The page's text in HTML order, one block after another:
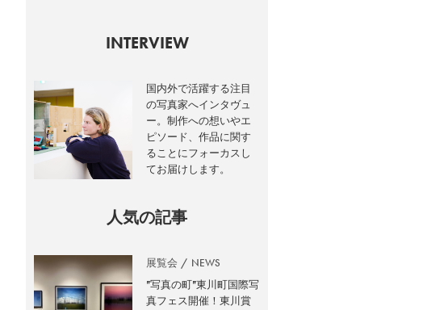
INTERVIEW
国内外で活躍する注目
の写真家へインタヴュ
ー。制作への想いやエ
ピソード、作品に関す
ることにフォーカスし
てお届けします。
人気の記事
展覧会 NEWS
”写真の町”東川町国際写
真フェス開催！東川賞